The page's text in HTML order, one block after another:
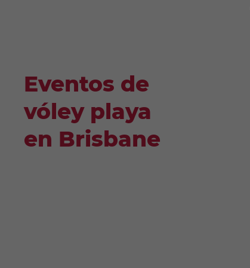
Eventos de
vóley playa
en Brisbane